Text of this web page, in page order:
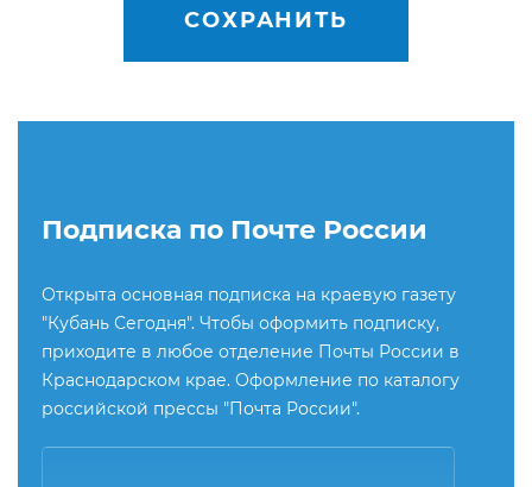
СОХРАНИТЬ
Подписка по Почте России
Открыта основная подписка на краевую газету
"Кубань Сегодня". Чтобы оформить подписку,
приходите в любое отделение Почты России в
Краснодарском крае. Оформление по каталогу
российской прессы "Почта России".